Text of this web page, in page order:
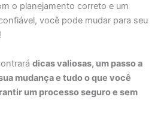
o planejamento correto e um
você pode mudar para seu
dicas valiosas, um passo a
mudança e tudo o que você
um processo seguro e sem